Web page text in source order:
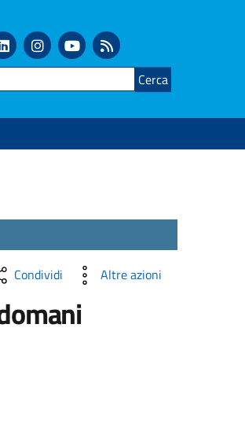
Condividi Altre azioni